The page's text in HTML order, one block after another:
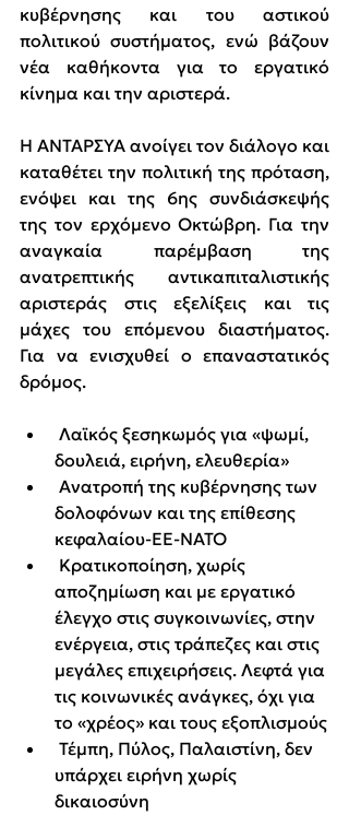
κυβέρνησης και του αστικού
πολιτικού συστήματος, ενώ βάζουν
νέα καθήκοντα για το εργατικό
κίνημα και την αριστερά.
Η ΑΝΤΑΡΣΥΑ ανοίγει τον διάλογο και
καταθέτει την πολιτική της πρόταση,
ενόψει και της 6ης συνδιάσκεψής
της τον ερχόμενο Οκτώβρη. Για την
αναγκαία παρέμβαση της
ανατρεπτικής αντικαπιταλιστικής
αριστεράς στις εξελίξεις και τις
μάχες του επόμενου διαστήματος.
Για να ενισχυθεί ο επαναστατικός
δρόμος.
Λαϊκός ξεσηκωμός για «ψωμί,
δουλειά, ειρήνη, ελευθερία»
Ανατροπή της κυβέρνησης των
δολοφόνων και της επίθεσης
κεφαλαίου-ΕΕ-ΝΑΤΟ
Κρατικοποίηση, χωρίς
αποζημίωση και με εργατικό
έλεγχο στις συγκοινωνίες, στην
ενέργεια, στις τράπεζες και στις
μεγάλες επιχειρήσεις. Λεφτά για
τις κοινωνικές ανάγκες, όχι για
το «χρέος» και τους εξοπλισμούς
Τέμπη, Πύλος, Παλαιστίνη, δεν
υπάρχει ειρήνη χωρίς
δικαιοσύνη